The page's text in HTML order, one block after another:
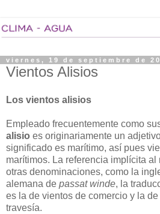
viernes, 19 de septiembre de
Vientos Alisios
Los vientos alisios
Empleado frecuentemente como
alisio es originariamente un
significado es marítimo, así pues
marítimos. La referencia implícita
otras denominaciones, como la
alemana de passat winde, la
es la de vientos de comercio y la
travesía.